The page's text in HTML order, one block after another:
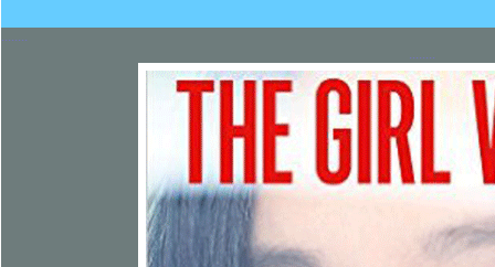
........
........